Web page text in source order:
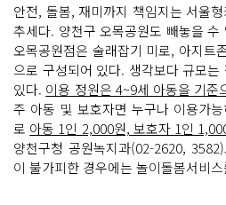
안전, 돌봄, 재미까지 책임지는 서울
추세다. 양천구 오목공원도 빼놓을
오목공원점은 술래잡기 미로, 아지트
으로 구성되어 있다. 생각보다 규모는
있다. 이용 정원은 4~9세 아동을 기준
주 아동 및 보호자면 누구나 이용가
로 아동 1인 2,000원, 보호자 1인
양천구청 공원녹지과(02-2620,
이 불가피한 경우에는 놀이돌봄서비